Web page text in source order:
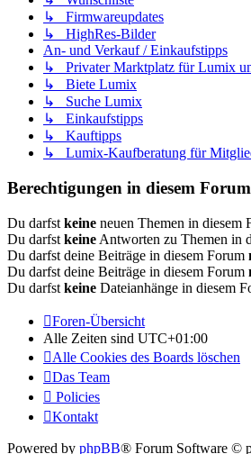
↳ Firmwareupdates
↳ HighRes-Bilder
An- und Verkauf / Einkaufstipps
↳ Privater Marktplatz für Lumix
↳ Biete Lumix
↳ Suche Lumix
↳ Einkaufstipps
↳ Kauftipps
↳ Lumix-Kaufberatung für
Berechtigungen in diesem Forum
Du darfst keine neuen Themen in diesem
Du darfst keine Antworten zu Themen in
Du darfst deine Beiträge in diesem Forum
Du darfst deine Beiträge in diesem Forum
Du darfst keine Dateianhänge in diesem
Foren-Übersicht
Alle Zeiten sind UTC+01:00
Alle Cookies des Boards löschen
Das Team
Policies
Kontakt
Powered by phpBB® Forum Software ©